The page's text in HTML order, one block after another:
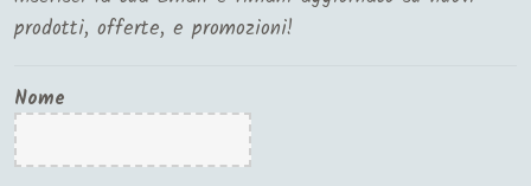
prodotti, offerte, e promozioni!
Nome